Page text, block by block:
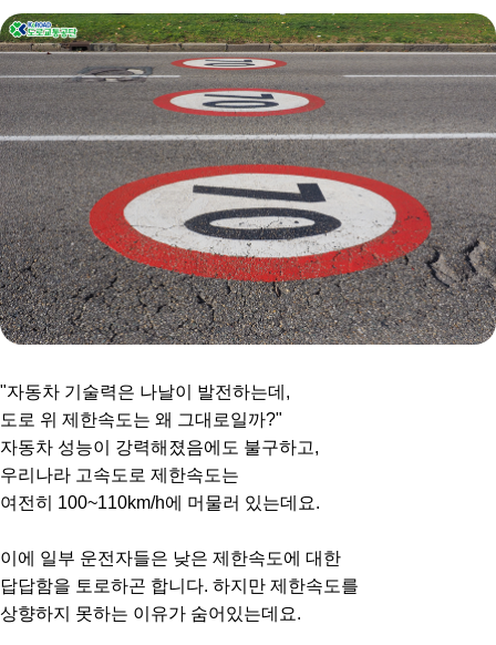
"자동차 기술력은 나날이 발전하는데,
도로 위 제한속도는 왜 그대로일까?"
자동차 성능이 강력해졌음에도 불구하고,
우리나라 고속도로 제한속도는
여전히 100~110km/h에 머물러 있는데요.
이에 일부 운전자들은 낮은 제한속도에 대한
답답함을 토로하곤 합니다. 하지만 제한속도를
상향하지 못하는 이유가 숨어있는데요.